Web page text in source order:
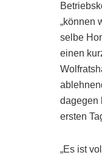
„können
selbe
einen
dagegen
ersten
„Es ist